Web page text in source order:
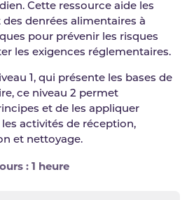
Cette ressource aide les
denrées alimentaires à
pour prévenir les risques
les exigences réglementaires.
1, qui présente les bases de
ce niveau 2 permet
et de les appliquer
activités de réception,
et nettoyage.
: 1 heure